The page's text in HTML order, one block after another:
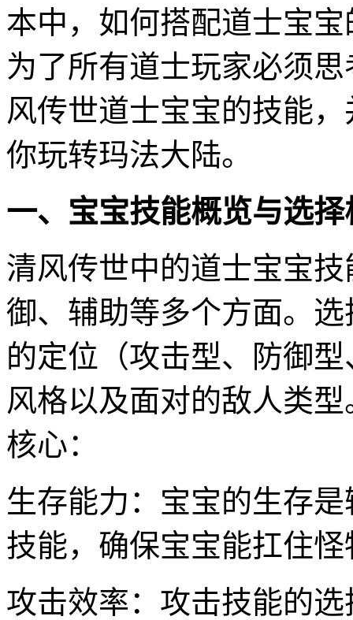
本中，如何搭配道士宝
为了所有道士玩家必须
风传世道士宝宝的技能
你玩转玛法大陆。
一、宝宝技能概览与选择
清风传世中的道士宝宝
御、辅助等多个方面。
的定位（攻击型、防御
风格以及面对的敌人类
核心：
生存能力：宝宝的生存
技能，确保宝宝能扛住
攻击效率：攻击技能的